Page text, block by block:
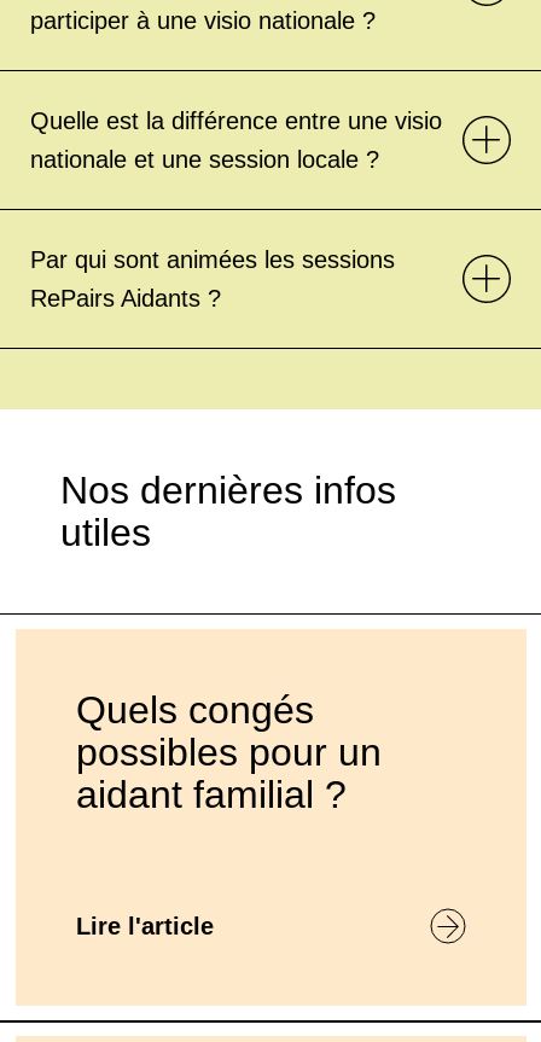
participer à une visio nationale ?
Quelle est la différence entre une visio
nationale et une session locale ?
Par qui sont animées les sessions
RePairs Aidants ?
Nos dernières infos
utiles
Quels congés
possibles pour un
aidant familial ?
Lire l'article